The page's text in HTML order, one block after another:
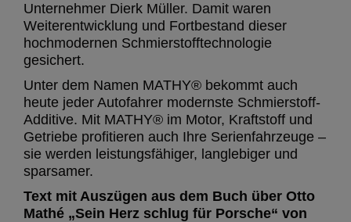
Unternehmer Dierk Müller. Damit waren
Weiterentwicklung und Fortbestand dieser
hochmodernen Schmierstofftechnologie
gesichert.
Unter dem Namen MATHY® bekommt auch
heute jeder Autofahrer modernste Schmierstoff-
Additive. Mit MATHY® im Motor, Kraftstoff und
Getriebe profitieren auch Ihre Serienfahrzeuge –
sie werden leistungsfähiger, langlebiger und
sparsamer.
Text mit Auszügen aus dem Buch über Otto
Mathé „Sein Herz schlug für Porsche“ von